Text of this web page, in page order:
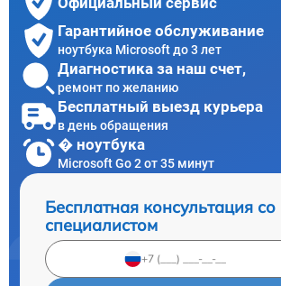
Гарантийное обслуживание
ноутбука Microsoft до 3 лет
Диагностика за наш счет,
ремонт по желанию
Бесплатный выезд курьера
в день обращения
� ноутбука
Microsoft Go 2 от 35 минут
Бесплатная консультация со
специалистом